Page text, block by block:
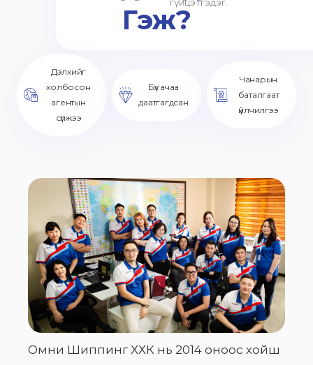
Гэж?
Дэлхийг
холбосон
агентын
сүлжээ
Бүх ачаа
даатгагдсан
Чанарын
баталгаат
үйлчилгээ
Омни Шиппинг ХХК нь 2014 оноос хойш